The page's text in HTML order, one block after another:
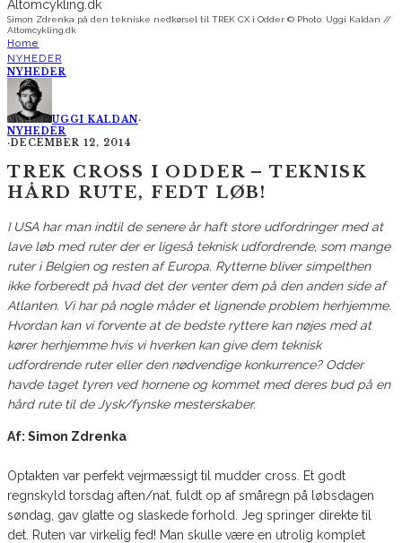
Simon Zdrenka på den tekniske nedkørsel til TREK CX i Odder © Photo: Uggi Kaldan //
Altomcykling.dk
Home
NYHEDER
NYHEDER
UGGI KALDAN·
NYHEDER
·DECEMBER 12, 2014
TREK CROSS I ODDER – TEKNISK
HÅRD RUTE, FEDT LØB!
I USA har man indtil de senere år haft store udfordringer med at
lave løb med ruter der er ligeså teknisk udfordrende, som mange
ruter i Belgien og resten af Europa. Rytterne bliver simpelthen
ikke forberedt på hvad det der venter dem på den anden side af
Atlanten. Vi har på nogle måder et lignende problem herhjemme.
Hvordan kan vi forvente at de bedste ryttere kan nøjes med at
kører herhjemme hvis vi hverken kan give dem teknisk
udfordrende ruter eller den nødvendige konkurrence? Odder
havde taget tyren ved hornene og kommet med deres bud på en
hård rute til de Jysk/fynske mesterskaber.
Af: Simon Zdrenka
Optakten var perfekt vejrmæssigt til mudder cross. Et godt
regnskyld torsdag aften/nat, fuldt op af småregn på løbsdagen
søndag, gav glatte og slaskede forhold. Jeg springer direkte til
det. Ruten var virkelig fed! Man skulle være en utrolig komplet